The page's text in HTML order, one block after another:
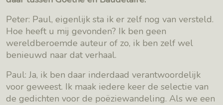
Peter: Paul, eigenlijk sta ik er zelf nog van versteld.
Hoe heeft u mij gevonden? Ik ben geen
wereldberoemde auteur of zo, ik ben zelf wel
benieuwd naar dat verhaal.
Paul: Ja, ik ben daar inderdaad verantwoordelijk
voor geweest. Ik maak iedere keer de selectie van
de gedichten voor de poëziewandeling. Als we een